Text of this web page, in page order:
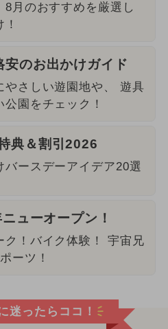
8月のおすすめを厳選し
安のお出かけガイド
やさしい遊園地や、 遊具
公園をチェック！
典＆割引2026
バースデーアイデア20選
ューオープン！
ク！バイク体験！ 宇宙兄
ーツ！
迷ったらココ！